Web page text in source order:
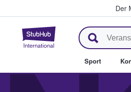
Der
StubHub -
Sport